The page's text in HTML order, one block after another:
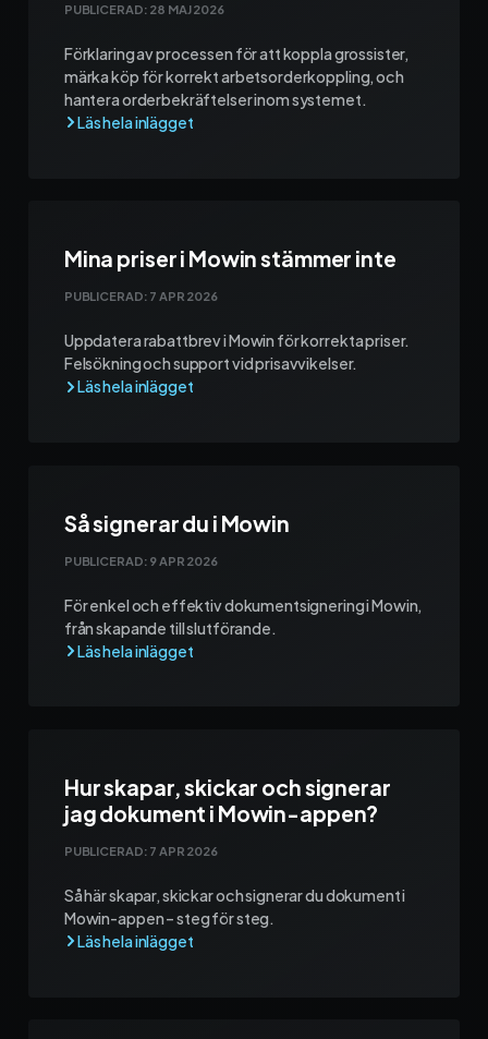
PUBLICERAD: 28 MAJ 2026
Förklaring av processen för att koppla grossister,
märka köp för korrekt arbetsorderkoppling, och
hantera orderbekräftelser inom systemet.
Mina priser i Mowin stämmer inte
PUBLICERAD: 7 APR 2026
Uppdatera rabattbrev i Mowin för korrekta priser.
Felsökning och support vid prisavvikelser.
Så signerar du i Mowin
PUBLICERAD: 9 APR 2026
För enkel och effektiv dokumentsignering i Mowin,
från skapande till slutförande.
Hur skapar, skickar och signerar
jag dokument i Mowin-appen?
PUBLICERAD: 7 APR 2026
Så här skapar, skickar och signerar du dokument i
Mowin-appen – steg för steg.